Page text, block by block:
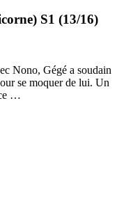
S1 (13/16)
Nono, Gégé a soudain
se moquer de lui. Un
…